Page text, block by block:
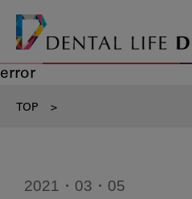
error
TOP >
2021・03・05